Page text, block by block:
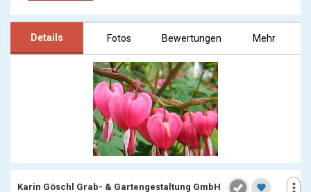
Details Fotos Bewertungen Mehr
more_vert
Karin Göschl Grab- & Gartengestaltung GmbH favorite